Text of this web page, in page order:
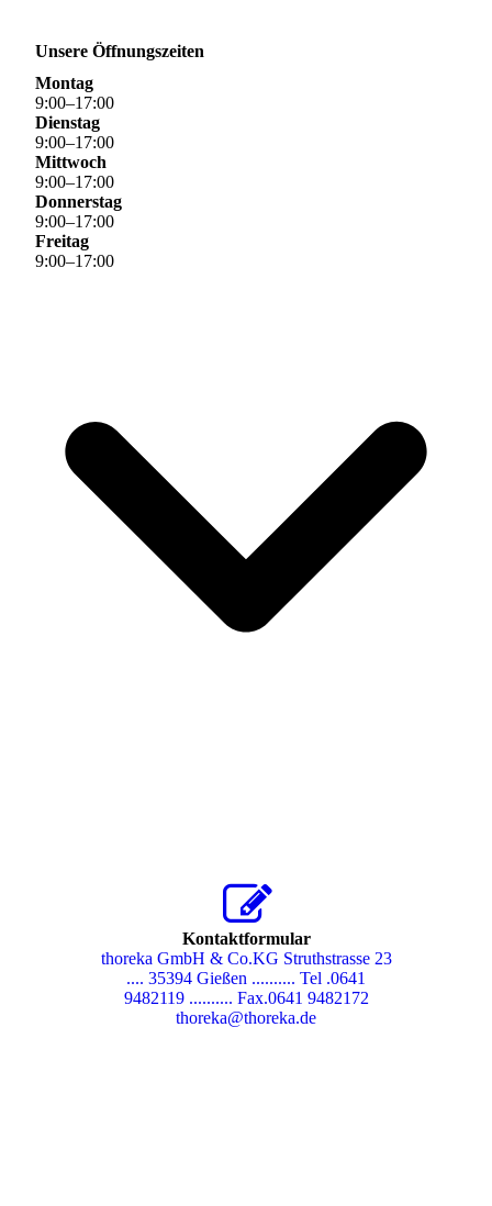
Unsere Öffnungszeiten
Montag
9:00–17:00
Dienstag
9:00–17:00
Mittwoch
9:00–17:00
Donnerstag
9:00–17:00
Freitag
9:00–17:00
Kontaktformular
thoreka GmbH & Co.KG Struthstrasse 23
.... 35394 Gießen .......... Tel .0641
9482119 .......... Fax.0641 9482172
thoreka@thoreka.de